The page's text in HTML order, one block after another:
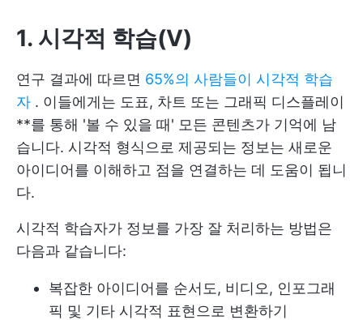
1. 시각적 학습(V)
연구 결과에 따르면 65%의 사람들이 시각적 학습
자 . 이들에게는 도표, 차트 또는 그래픽 디스플레이
**를 통해 '볼 수 있을 때' 모든 콘텐츠가 기억에 남
습니다. 시각적 형식으로 제공되는 정보는 새로운
아이디어를 이해하고 점을 연결하는 데 도움이 됩니
다.
시각적 학습자가 정보를 가장 잘 처리하는 방법은
다음과 같습니다:
복잡한 아이디어를 순서도, 비디오, 인포그래
픽 및 기타 시각적 표현으로 변환하기